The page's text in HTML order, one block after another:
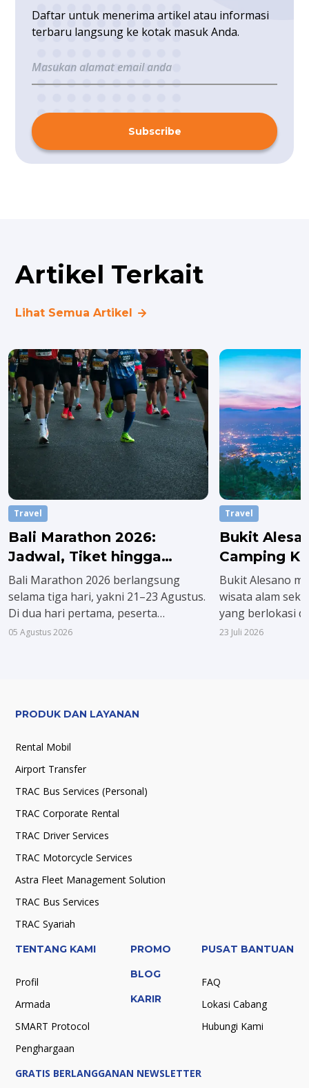
Daftar untuk menerima artikel atau informasi
terbaru langsung ke kotak masuk Anda.
Subscribe
Artikel Terkait
Lihat Semua Artikel
Travel
Bali Marathon 2026:
Jadwal, Tiket hingga
Rutenya
Bali Marathon 2026 berlangsung
selama tiga hari, yakni 21–23 Agustus.
Di dua hari pertama, peserta
diwajibkan mengambil race
05 Agustus 2026
Travel
Bukit
Camping
Jakarta
Bukit Alesano
wisata alam
yang berlokasi
Jawa Barat.
23 Juli 2026
PRODUK DAN LAYANAN
Rental Mobil
Airport Transfer
TRAC Bus Services (Personal)
TRAC Corporate Rental
TRAC Driver Services
TRAC Motorcycle Services
Astra Fleet Management Solution
TRAC Bus Services
TRAC Syariah
TENTANG KAMI
Profil
Armada
SMART Protocol
Penghargaan
PROMO
BLOG
KARIR
PUSAT BANTUAN
FAQ
Lokasi Cabang
Hubungi Kami
GRATIS BERLANGGANAN NEWSLETTER